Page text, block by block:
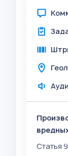
Статья